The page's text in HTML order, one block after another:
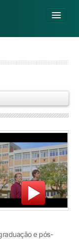
e pós-